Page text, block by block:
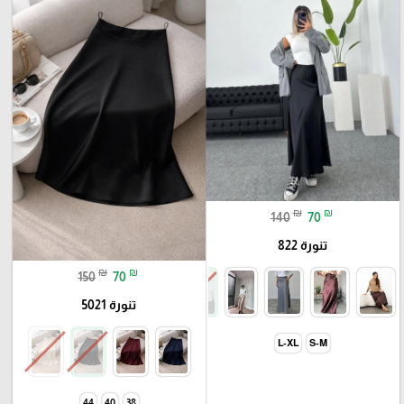
140 ₪ 70 ₪
تنورة 822
S-M
L-XL
150 ₪ 70 ₪
تنورة 5021